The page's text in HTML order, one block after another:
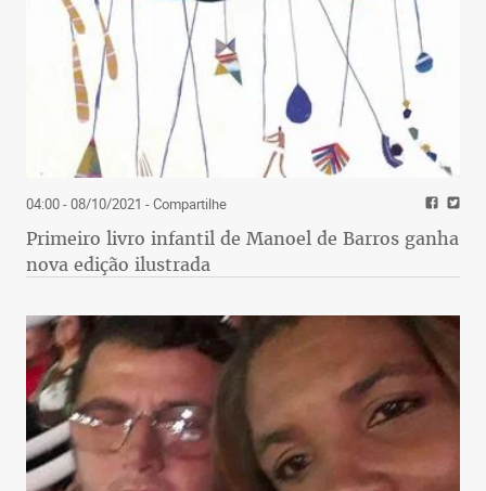
04:00 - 08/10/2021 - Compartilhe
Primeiro livro infantil de Manoel de Barros ganha
nova edição ilustrada